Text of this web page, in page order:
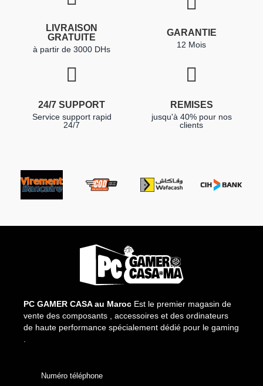
LIVRAISON
GRATUITE
à partir de 3000 DHs
GARANTIE
12 Mois
24/7 SUPPORT
Service support rapid
24/7
REMISES
jusqu'à 40% pour nos
clients
PC GAMER CASA au Maroc Est le premier magasin de
vente des composants , accessoires et des ordinateurs
de haute performance spécialement dédié pour le gaming
Numéro téléphone